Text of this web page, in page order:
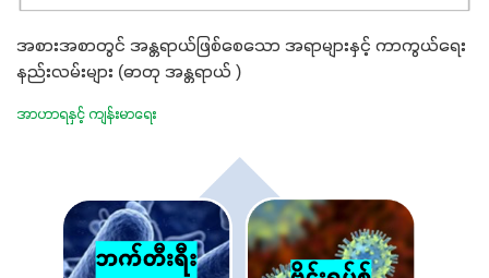
အစားအစာတွင် အန္တရာယ်ဖြစ်စေသော အရာများနှင့် ကာကွယ်ရေး
နည်းလမ်းများ (ဓာတု အန္တရာယ် )
အာဟာရနှင့် ကျန်းမာရေး